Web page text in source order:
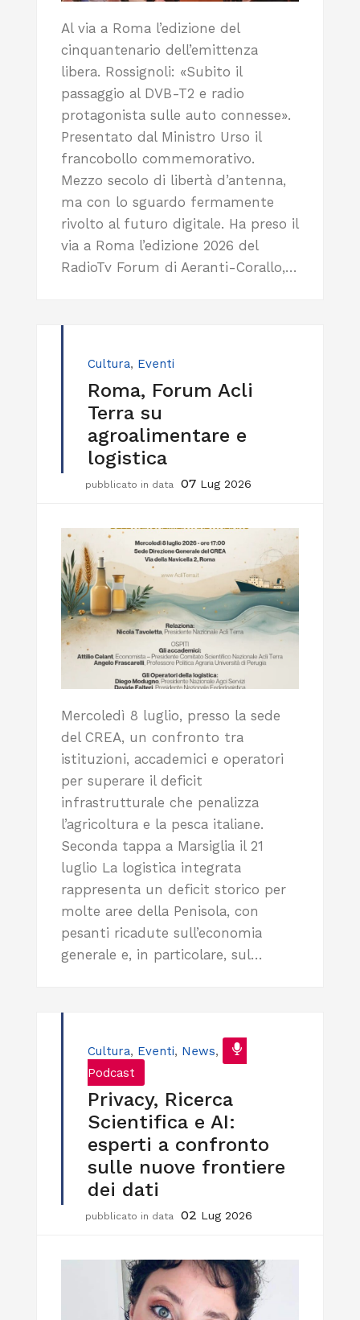
Al via a Roma l’edizione del
cinquantenario dell’emittenza
libera. Rossignoli: «Subito il
passaggio al DVB-T2 e radio
protagonista sulle auto connesse».
Presentato dal Ministro Urso il
francobollo commemorativo.
Mezzo secolo di libertà d’antenna,
ma con lo sguardo fermamente
rivolto al futuro digitale. Ha preso il
via a Roma l’edizione 2026 del
RadioTv Forum di Aeranti-Corallo,…
Cultura, Eventi
Roma, Forum Acli
Terra su
agroalimentare e
logistica
pubblicato in data 07 Lug 2026
Mercoledì 8 luglio, presso la sede
del CREA, un confronto tra
istituzioni, accademici e operatori
per superare il deficit
infrastrutturale che penalizza
l’agricoltura e la pesca italiane.
Seconda tappa a Marsiglia il 21
luglio La logistica integrata
rappresenta un deficit storico per
molte aree della Penisola, con
pesanti ricadute sull’economia
generale e, in particolare, sul…
Cultura, Eventi, News,
Podcast
Privacy, Ricerca
Scientifica e AI:
esperti a confronto
sulle nuove frontiere
dei dati
pubblicato in data 02 Lug 2026